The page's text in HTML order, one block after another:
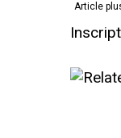
Article